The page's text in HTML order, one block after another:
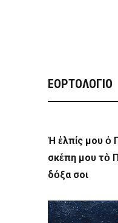
ΕΟΡΤΟΛΟΓΙΟ
Ἡ ἐλπίς μου ὁ
σκέπη μου τὸ
δόξα σοι